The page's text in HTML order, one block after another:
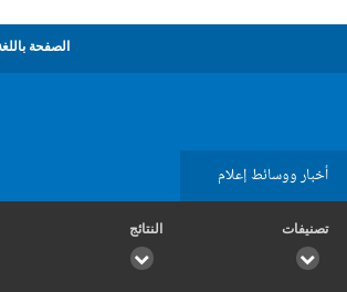
الصفحة
أخبار ووسائط إعلام
تصنيفات النتائج